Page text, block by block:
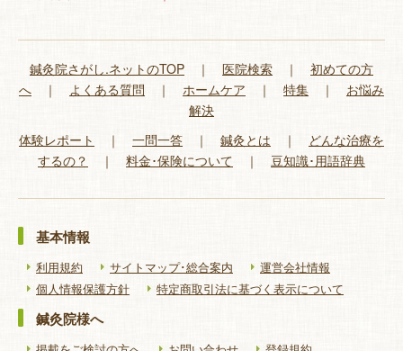
鍼灸院さがし.ネットのTOP ｜ 医院検索 ｜ 初めての方
へ ｜ よくある質問 ｜ ホームケア ｜ 特集 ｜ お悩み
解決
体験レポート
｜ 一問一答 ｜ 鍼灸とは ｜ どんな治療を
するの？
｜ 料金･保険について ｜ 豆知識･用語辞典
基本情報
利用規約 サイトマップ･総合案内
運営会社情報
個人情報保護方針
特定商取引法に基づく表示について
鍼灸院様へ